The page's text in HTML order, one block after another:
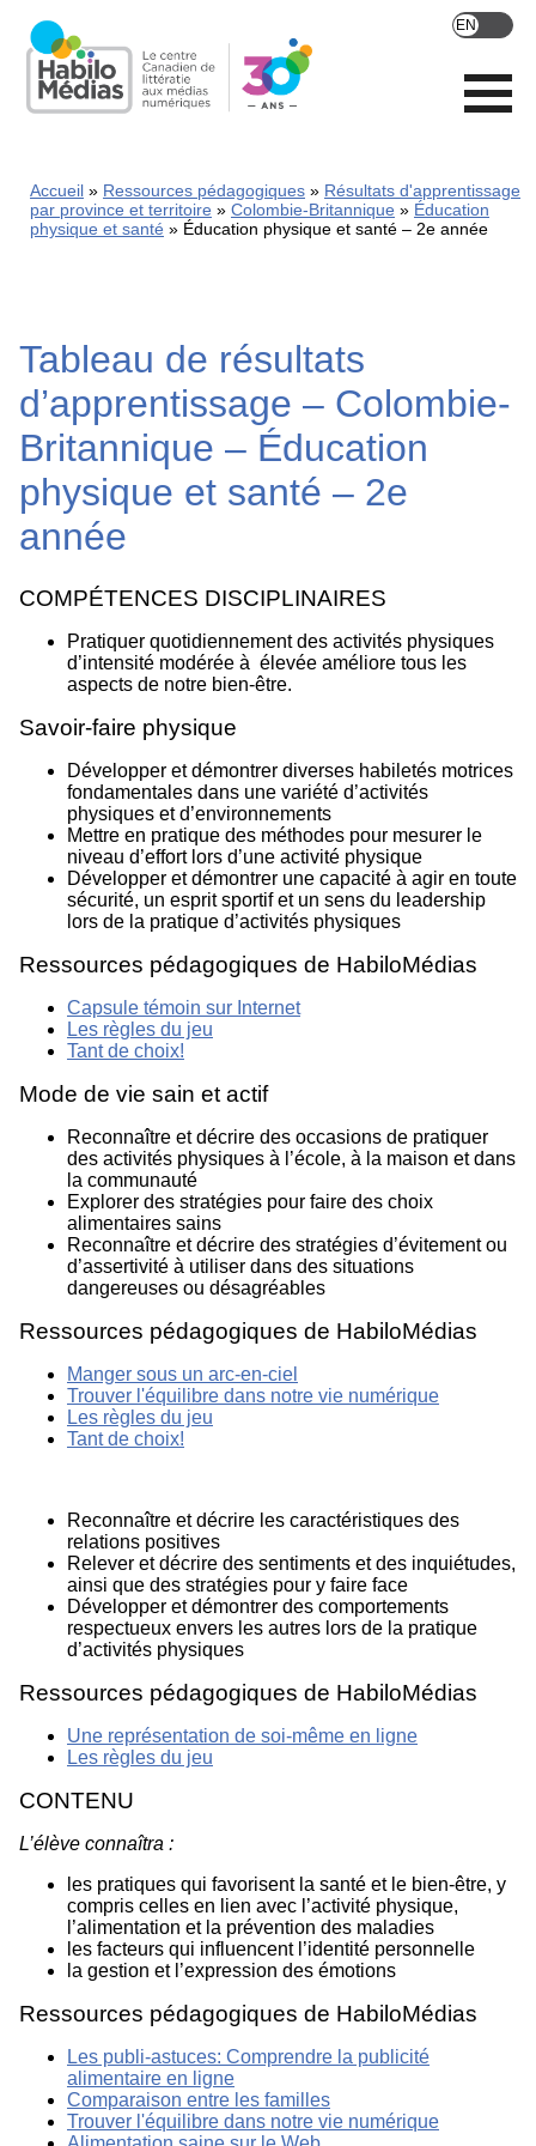
main
content
Accueil Ressources pédagogiques
Résultats d'apprentissage
par province et territoire
Colombie-Britannique
Éducation
physique et santé
Éducation physique et santé – 2e année
Tableau de résultats
d’apprentissage – Colombie-
Britannique – Éducation
physique et santé – 2e
année
COMPÉTENCES DISCIPLINAIRES
Pratiquer quotidiennement des activités physiques
d’intensité modérée à élevée améliore tous les
aspects de notre bien-être.
Savoir-faire physique
Développer et démontrer diverses habiletés motrices
fondamentales dans une variété d’activités
physiques et d’environnements
Mettre en pratique des méthodes pour mesurer le
niveau d’effort lors d’une activité physique
Développer et démontrer une capacité à agir en toute
sécurité, un esprit sportif et un sens du leadership
lors de la pratique d’activités physiques
Ressources pédagogiques de HabiloMédias
Capsule témoin sur Internet
Les règles du jeu
Tant de choix!
Mode de vie sain et actif
Reconnaître et décrire des occasions de pratiquer
des activités physiques à l’école, à la maison et dans
la communauté
Explorer des stratégies pour faire des choix
alimentaires sains
Reconnaître et décrire des stratégies d’évitement ou
d’assertivité à utiliser dans des situations
dangereuses ou désagréables
Ressources pédagogiques de HabiloMédias
Manger sous un arc-en-ciel
Trouver l'équilibre dans notre vie numérique
Les règles du jeu
Tant de choix!
Reconnaître et décrire les caractéristiques des
relations positives
Relever et décrire des sentiments et des inquiétudes,
ainsi que des stratégies pour y faire face
Développer et démontrer des comportements
respectueux envers les autres lors de la pratique
d’activités physiques
Ressources pédagogiques de HabiloMédias
Une représentation de soi-même en ligne
Les règles du jeu
CONTENU
L’élève connaîtra :
les pratiques qui favorisent la santé et le bien-être, y
compris celles en lien avec l’activité physique,
l’alimentation et la prévention des maladies
les facteurs qui influencent l’identité personnelle
la gestion et l’expression des émotions
Ressources pédagogiques de HabiloMédias
Les publi-astuces: Comprendre la publicité
alimentaire en ligne
Comparaison entre les familles
Trouver l'équilibre dans notre vie numérique